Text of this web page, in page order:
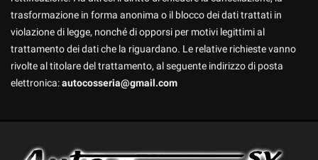
trasformazione in forma anonima o il blocco dei dati trattati in
violazione di legge, nonché di opporsi per motivi legittimi al
trattamento dei dati che la riguardano. Le relative richieste vanno
rivolte al titolare del trattamento, al seguente indirizzo di posta
elettronica:autocosseria@gmail.com